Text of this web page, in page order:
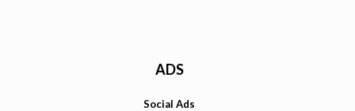
ADS
Social Ads